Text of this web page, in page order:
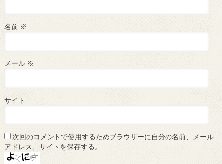
名前 ※
メール ※
サイト
次回のコメントで使用するためブラウザーに自分の名前、メール
アドレス、サイトを保存する。